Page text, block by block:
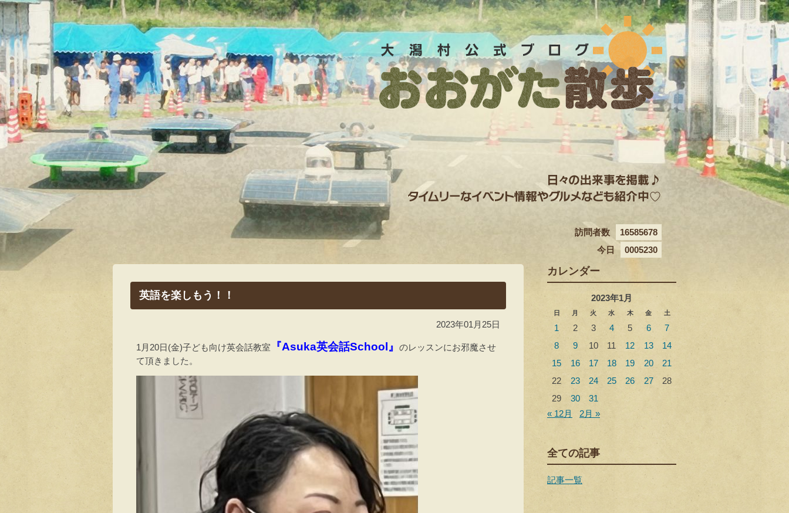
訪問者数
16585678
今日
0005230
英語を楽しもう！！
2023年01月25日
1月20日(金)子ども向け英会話教室 『Asuka英会話School』 のレッスンにお邪魔させ
て頂きました。
カレンダー
2023年1月
日 月 火 水 木 金 土
1 2 3 4 5 6
7
8
9 10 11 12 13
14
15
16 17 18 19 20
21
22
23 24 25 26 27
28
29
30
31
« 12月
2月 »
全ての記事
記事一覧